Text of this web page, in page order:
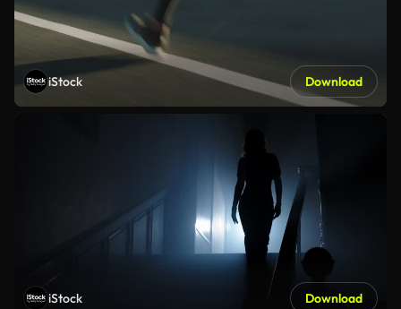
iStock Download
iStock Download